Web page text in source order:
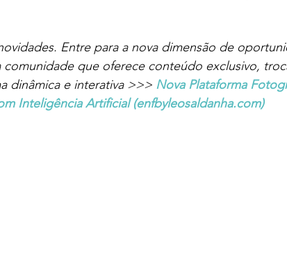
Entre para a nova dimensão de
comunidade que oferece conteúdo exclusivo,
dinâmica e interativa >>> Nova Plataforma
Inteligência Artificial (enfbyleosaldanha.com)